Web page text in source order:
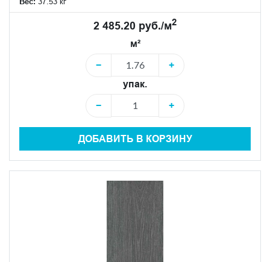
2 485.20 руб./м2
м²
−
+
упак.
−
+
ДОБАВИТЬ В КОРЗИНУ